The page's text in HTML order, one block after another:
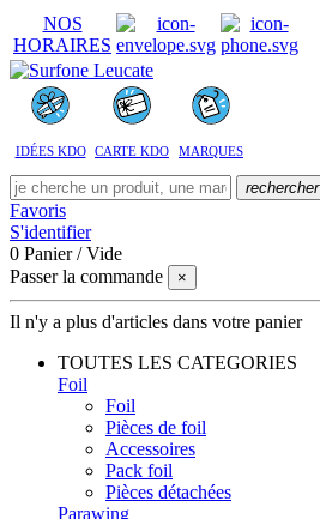
NOS
HORAIRES
IDÉES KDO CARTE KDO MARQUES
rechercher
Favoris
S'identifier
0 Panier /Vide
Passer la commande
×
Il n'y a plus d'articles dans votre panier
TOUTES LES CATEGORIES
Foil
Foil
Pièces de foil
Accessoires
Pack foil
Pièces détachées
Parawing